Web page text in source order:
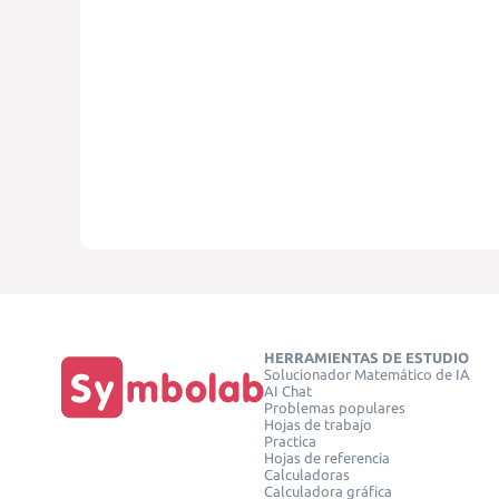
HERRAMIENTAS DE ESTUDIO
Solucionador Matemático de IA
AI Chat
Problemas populares
Hojas de trabajo
Practica
Hojas de referencia
Calculadoras
Calculadora gráfica